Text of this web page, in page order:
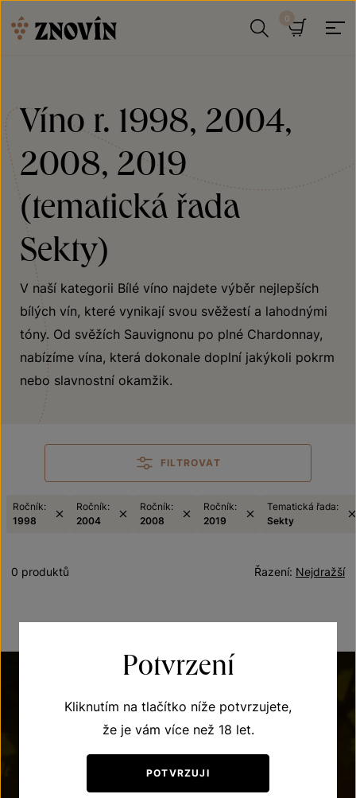
Víno r. 1998, 2004,
2008, 2019
(tematická řada
Sekty)
V naší kategorii Bílé víno najdete výběr nejlepších
bílých vín, které vynikají svou svěžestí a lahodnými
tóny. Od svěžích Sauvignonu po plné Chardonnay,
nabízíme vína, která dokonale doplní jakýkoli pokrm
nebo slavnostní okamžik.
FILTROVAT
Ročník:
1998
Ročník:
2004
Ročník:
2008
Ročník:
2019
Tematická řada:
Sekty
Nejdražší
Řazení:
0 produktů
POTŘEBUJETE PORADIT?
Potvrzení
Kliknutím na tlačítko níže potvrzujete,
že je vám více než 18 let.
POTVRZUJI